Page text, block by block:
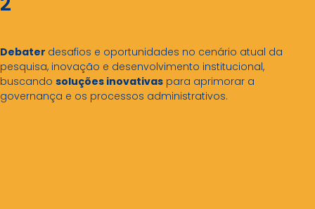
Debater desafios e oportunidades no cenário atual da
pesquisa, inovação e desenvolvimento institucional,
buscando soluções inovativas para aprimorar a
governança e os processos administrativos.